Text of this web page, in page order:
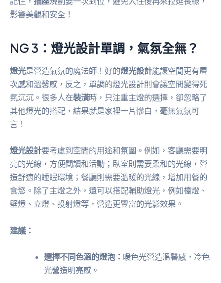
影響美觀和安全！
NG 3：燈光設計單調，氣氛全無？
燈光是營造氣氛的魔法師！好的燈光設計能讓空間更有層
次感和溫馨感，反之，單調的燈光設計則會讓空間變得死
氣沉沉。很多人在裝潢時，只注重主燈的選擇，卻忽略了
其他燈光的搭配，結果就是家裡一片慘白，毫無氣氛可
言！
燈光設計要考慮到空間的用途和氛圍。例如，客廳需要明
亮的光線，方便閱讀和活動；臥室則需要柔和的光線，營
造舒適的睡眠環境；餐廳則需要溫暖的光線，增加用餐的
食慾。除了主燈之外，還可以搭配輔助燈光，例如檯燈、
壁燈、立燈、投射燈等，營造更豐富的光影效果。
建議：
選擇不同色溫的燈泡： 暖色光營造溫馨感，冷色
光營造明亮感。